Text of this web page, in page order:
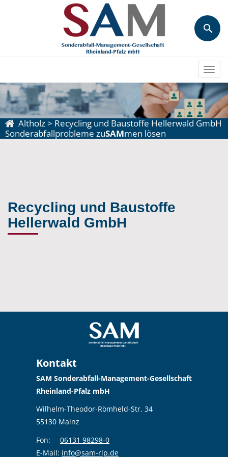
Altholz> Recycling und Baustoffe Hellerwald GmbH
Sonderabfallprobleme zuSAMmen lösen
Recycling und Baustoffe
Hellerwald GmbH
Kontakt
SAM Sonderabfall-Management-Gesellschaft
Rheinland-Pfalz mbH
Wilhelm-Theodor-Römheld-Str. 34
55130 Mainz
Fon:
06131 98298-0
E-Mail: info@sam-rlp.de